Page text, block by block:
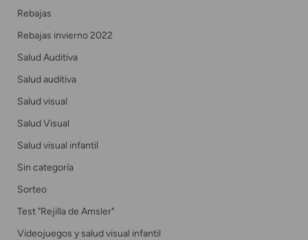
Rebajas
Rebajas invierno 2022
Salud Auditiva
Salud auditiva
Salud visual
Salud Visual
Salud visual infantil
Sin categoría
Sorteo
Test "Rejilla de Amsler"
Videojuegos y salud visual infantil